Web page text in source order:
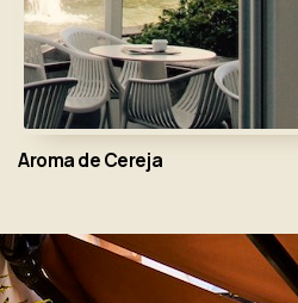
Aroma de Cereja